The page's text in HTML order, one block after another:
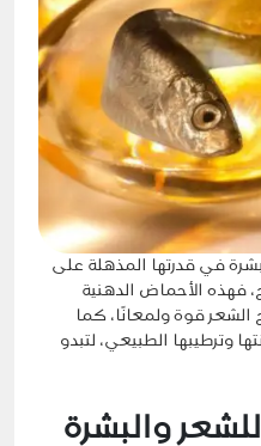
3 للشعر والبشرة في قدرتها المذهلة على
فهذه الأحماض الدهنية
الشعر قوة ولمعانًا، كما
وترطيبها الطبيعي، لتبدو
فوائد الأوميغا 3 للشعر والبشرة